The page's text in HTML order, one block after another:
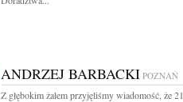
ANDRZEJ BARBACKI POZNAŃ
Z głębokim żalem przyjęliśmy wiadomość, że 21